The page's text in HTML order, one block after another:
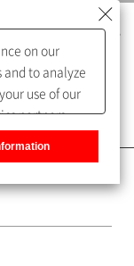
on our
and to analyze
use of our
partners,
our partners.
on our